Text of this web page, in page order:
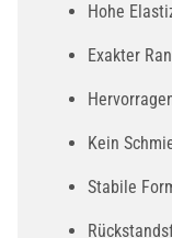
Hohe
Exakter
Kein
Stabile